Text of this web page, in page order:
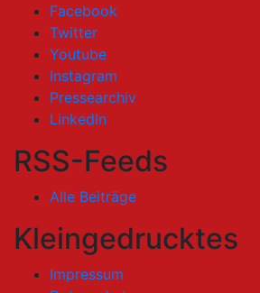
Facebook
Twitter
Youtube
Instagram
Pressearchiv
LinkedIn
RSS-Feeds
Alle Beiträge
Kleingedrucktes
Impressum